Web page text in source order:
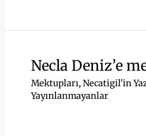
Necla Deniz’e
Mektupları, Necatigil'in
Yayınlanmayanlar